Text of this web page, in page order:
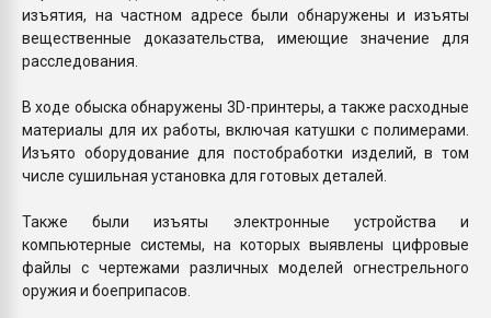
изъятия, на частном адресе были обнаружены и изъяты
вещественные доказательства, имеющие значение для
расследования.
В ходе обыска обнаружены 3D-принтеры, а также расходные
материалы для их работы, включая катушки с полимерами.
Изъято оборудование для постобработки изделий, в том
числе сушильная установка для готовых деталей.
Также были изъяты электронные устройства и
компьютерные системы, на которых выявлены цифровые
файлы с чертежами различных моделей огнестрельного
оружия и боеприпасов.